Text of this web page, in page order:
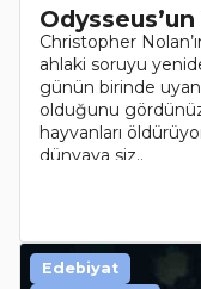
Odysseus’un
Christopher
ahlaki soruyu
günün birinde
olduğunu
hayvanları
dünyaya siz..
Edebiyat